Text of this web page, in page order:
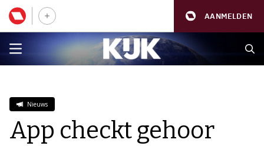
AANMELDEN
Nieuws
App checkt gehoor